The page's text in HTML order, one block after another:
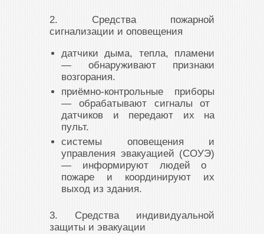
2. Средства пожарной
сигнализации и оповещения
датчики дыма, тепла, пламени
— обнаруживают признаки
возгорания.
приёмно-контрольные приборы
— обрабатывают сигналы от
датчиков и передают их на
пульт.
системы оповещения и
управления эвакуацией (СОУЭ)
— информируют людей о
пожаре и координируют их
выход из здания.
3. Средства индивидуальной
защиты и эвакуации